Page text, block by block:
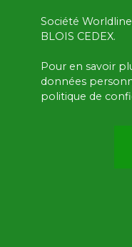
Société
BLOIS CEDEX.
Pour en savoir
données
politique de